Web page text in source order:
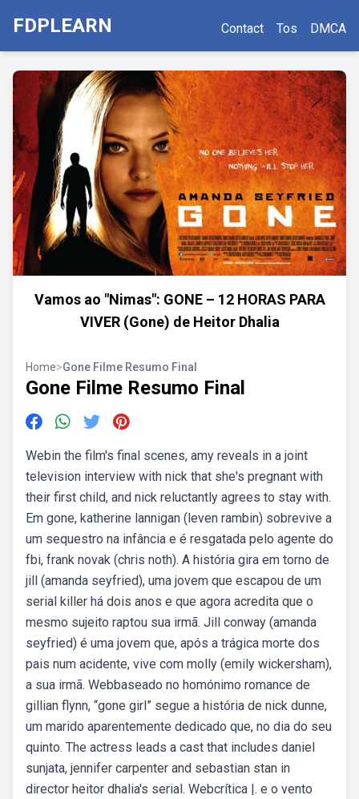
FDPLEARN Contact Tos DMCA
Vamos ao "Nimas": GONE – 12 HORAS PARA
VIVER (Gone) de Heitor Dhalia
Home>Gone Filme Resumo Final
Gone Filme Resumo Final
Webin the film's final scenes, amy reveals in a joint
television interview with nick that she's pregnant with
their first child, and nick reluctantly agrees to stay with.
Em gone, katherine lannigan (leven rambin) sobrevive a
um sequestro na infância e é resgatada pelo agente do
fbi, frank novak (chris noth). A história gira em torno de
jill (amanda seyfried), uma jovem que escapou de um
serial killer há dois anos e que agora acredita que o
mesmo sujeito raptou sua irmã. Jill conway (amanda
seyfried) é uma jovem que, após a trágica morte dos
pais num acidente, vive com molly (emily wickersham),
a sua irmã. Webbaseado no homónimo romance de
gillian flynn, “gone girl” segue a história de nick dunne,
um marido aparentemente dedicado que, no dia do seu
quinto. The actress leads a cast that includes daniel
sunjata, jennifer carpenter and sebastian stan in
director heitor dhalia's serial. Webcrítica |. e o vento